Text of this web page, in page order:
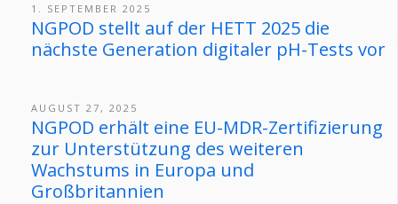
1. SEPTEMBER 2025
NGPOD stellt auf der HETT 2025 die
nächste Generation digitaler pH-Tests vor
AUGUST 27, 2025
NGPOD erhält eine EU-MDR-Zertifizierung
zur Unterstützung des weiteren
Wachstums in Europa und
Großbritannien